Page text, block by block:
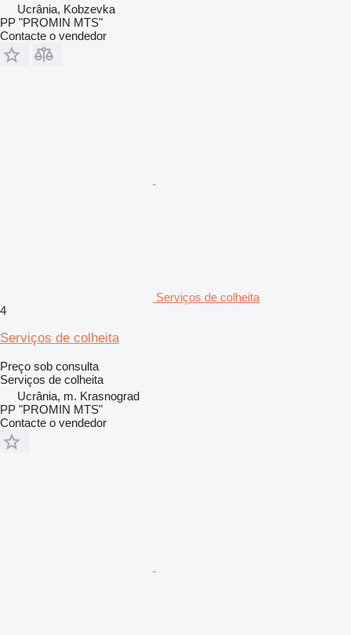
Ucrânia, Kobzevka
PP "PROMIN MTS"
Contacte o vendedor
Serviços de colheita
4
Serviços de colheita
Preço sob consulta
Serviços de colheita
Ucrânia, m. Krasnograd
PP "PROMIN MTS"
Contacte o vendedor